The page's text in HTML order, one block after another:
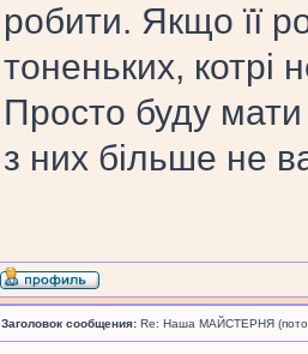
робити. Якщо її
тоненьких, котрі
Просто буду мати
з них більше не
Заголовок сообщения: Re: Наша МАЙСТЕРНЯ